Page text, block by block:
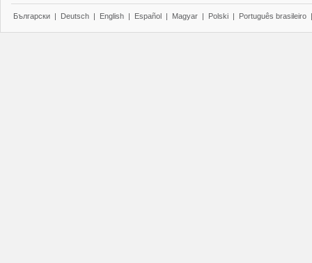
Български | Deutsch | English | Español | Magyar | Polski | Português brasileiro